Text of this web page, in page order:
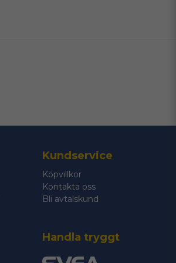
min fråga
Skicka fråga
Kundservice
Köpvillkor
Kontakta oss
Bli avtalskund
Handla tryggt